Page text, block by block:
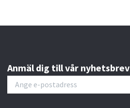
Anmäl dig till vår nyhetsbrev